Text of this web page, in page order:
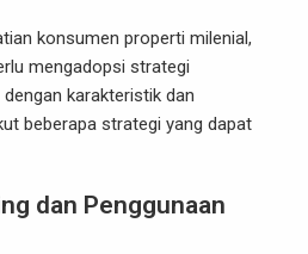
konsumen properti milenial,
mengadopsi strategi
karakteristik dan
beberapa strategi yang dapat
dan Penggunaan